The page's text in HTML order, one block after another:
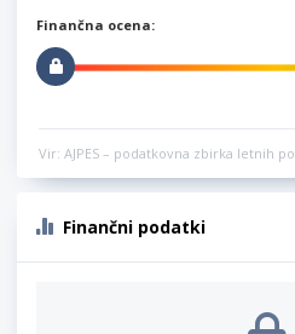
Finančna ocena:
Vir: AJPES – podatkovna zbirka letnih
Finančni podatki